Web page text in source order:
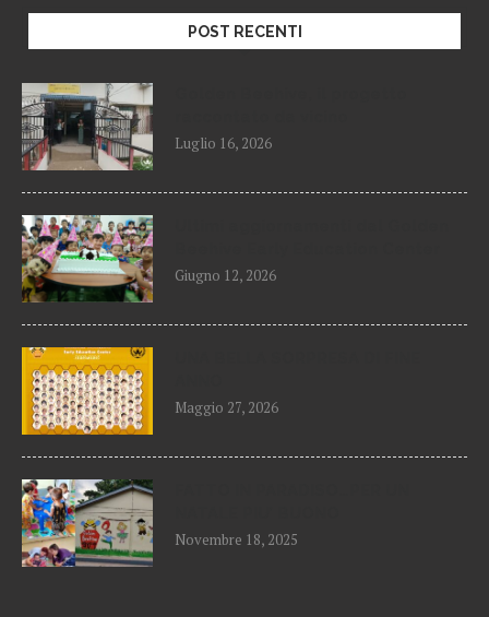
POST RECENTI
Luglio 16, 2026
Giugno 12, 2026
Maggio 27, 2026
Novembre 18, 2025